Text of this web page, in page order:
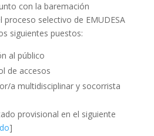
con la baremación
selectivo de EMUDESA
siguientes puestos:
al público
de accesos
a multidisciplinar y socorrista
provisional en el siguiente
]